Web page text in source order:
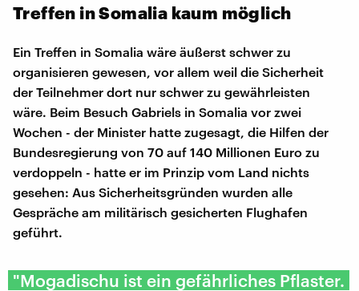
Treffen in Somalia kaum möglich
Ein Treffen in Somalia wäre äußerst schwer zu
organisieren gewesen, vor allem weil die Sicherheit
der Teilnehmer dort nur schwer zu gewährleisten
wäre. Beim Besuch Gabriels in Somalia vor zwei
Wochen - der Minister hatte zugesagt, die Hilfen der
Bundesregierung von 70 auf 140 Millionen Euro zu
verdoppeln - hatte er im Prinzip vom Land nichts
gesehen: Aus Sicherheitsgründen wurden alle
Gespräche am militärisch gesicherten Flughafen
geführt.
"Mogadischu ist ein gefährliches Pflaster.